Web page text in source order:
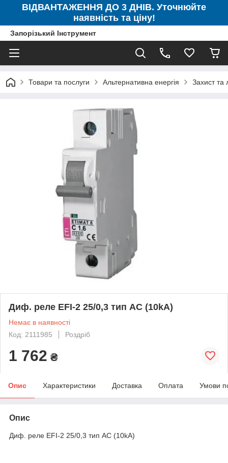
ВІДВАНТАЖЕННЯ ДО 3 ДНІВ. Уточнюйте
наявність та ціну!
Запорізький Інструмент
Товари та послуги Альтернативна енергія Захист та
Диф. реле EFI-2 25/0,3 тип AC (10kA)
Немає в наявності
Код: 2111985
Роздріб
1 762 ₴
Опис Характеристики Доставка Оплата Умови
Опис
Диф. реле EFI-2 25/0,3 тип AC (10kA)